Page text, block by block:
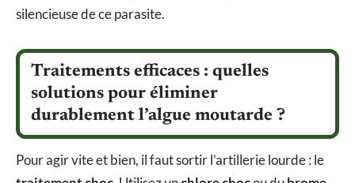
silencieuse de ce parasite.
Traitements efficaces : quelles
solutions pour éliminer
durablement l’algue moutarde ?
Pour agir vite et bien, il faut sortir l’artillerie lourde : le